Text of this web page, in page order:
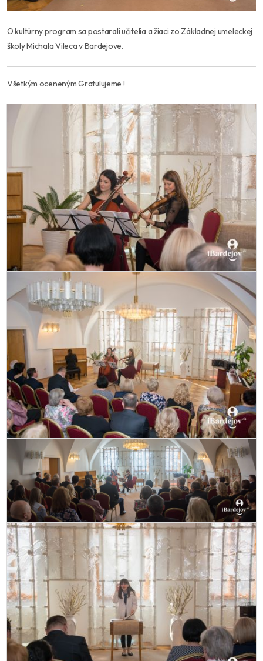
O kultúrny program sa postarali učitelia a žiaci zo Základnej umeleckej
školy Michala Vileca v Bardejove.
Všetkým oceneným Gratulujeme !